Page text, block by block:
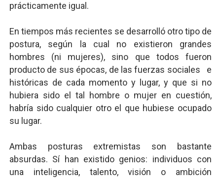
prácticamente igual.
En tiempos más recientes se desarrolló otro tipo de
postura, según la cual no existieron grandes
hombres (ni mujeres), sino que todos fueron
producto de sus épocas, de las fuerzas sociales e
históricas de cada momento y lugar, y que si no
hubiera sido el tal hombre o mujer en cuestión,
habría sido cualquier otro el que hubiese ocupado
su lugar.
Ambas posturas extremistas son bastante
absurdas. Sí han existido genios: individuos con
una inteligencia, talento, visión o ambición